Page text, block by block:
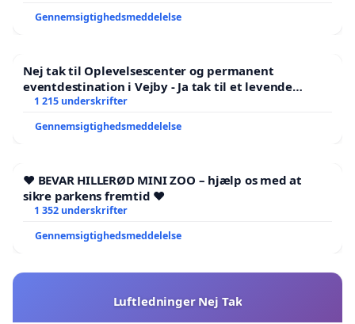
Gennemsigtighedsmeddelelse
Nej tak til Oplevelsescenter og permanent
eventdestination i Vejby - Ja tak til et levende
lokalområde i balance
1 215 underskrifter
Gennemsigtighedsmeddelelse
❤️ BEVAR HILLERØD MINI ZOO – hjælp os med at
sikre parkens fremtid ❤️
1 352 underskrifter
Gennemsigtighedsmeddelelse
Luftledninger Nej Tak